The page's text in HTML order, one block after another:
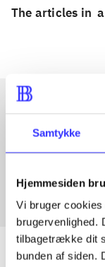
Samtykke
Hjemmesiden
Vi bruger
brugervenlighed.
tilbagetrække dit
bunden af siden.
The articles in
Articles with
In